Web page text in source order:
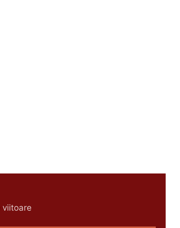
viitoare